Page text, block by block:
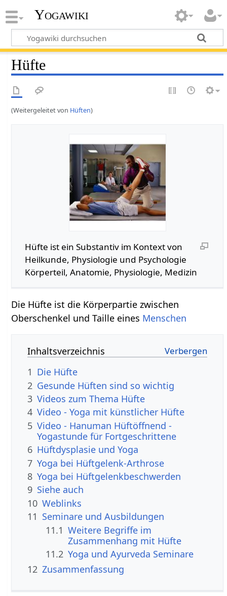
Yogawiki
Hüfte
(Weitergeleitet von Hüften)
Hüfte‏‎ ist ein Substantiv im Kontext von
Heilkunde, Physiologie und Psychologie
Körperteil, Anatomie, Physiologie, Medizin
Die Hüfte‏‎ ist die Körperpartie zwischen
Oberschenkel und Taille eines Menschen
Inhaltsverzeichnis
1 Die Hüfte
2 Gesunde Hüften sind so wichtig
3
4 Video - Yoga mit künstlicher Hüfte
5 Video - Hanuman Hüftöffnend -
Yogastunde für Fortgeschrittene
6 Hüftdysplasie und Yoga
7 Yoga bei Hüftgelenk-Arthrose
8 Yoga bei Hüftgelenkbeschwerden
9 Siehe auch
10 Weblinks
11 Seminare und Ausbildungen
11.1 Weitere Begriffe im
11.2 Yoga und Ayurveda Seminare
12 Zusammenfassung